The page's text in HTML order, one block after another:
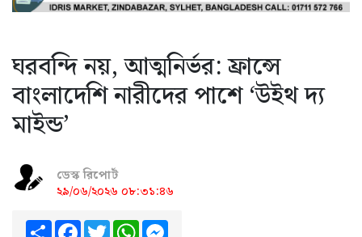
ঘরবন্দি নয়, আত্মনির্ভর: ফ্রান্সে
বাংলাদেশি নারীদের পাশে ‘উইথ দ্য
মাইন্ড’
ডেস্ক রিপোর্ট
২৯/০৬/২০২৬ ০৮:৩১:৪৬
ShareFacebook
TwitterWhatsApp